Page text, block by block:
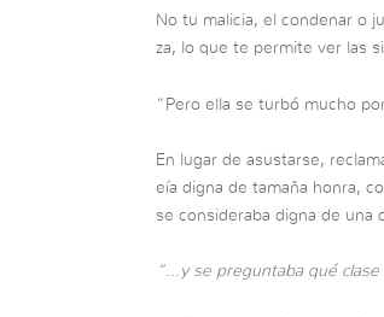
No tu malicia, el condenar o
za, lo que te permite ver las
“Pero ella se turbó mucho
En lugar de asustarse,
eía digna de tamaña honra,
se consideraba digna de una
“…y se preguntaba qué